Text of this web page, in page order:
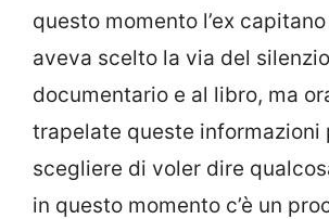
questo momento l’ex
aveva scelto la via del
documentario e al libro, ma
trapelate queste informazioni
scegliere di voler dire
in questo momento c’è un